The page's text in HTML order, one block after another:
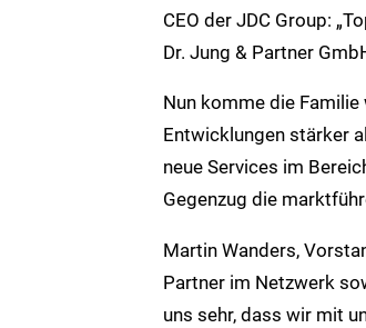
CEO der JDC Group:
Dr. Jung & Partner
Nun komme die
Entwicklungen stärker
neue Services im
Gegenzug die
Martin Wanders,
Partner im Netzwerk
uns sehr, dass wir mit